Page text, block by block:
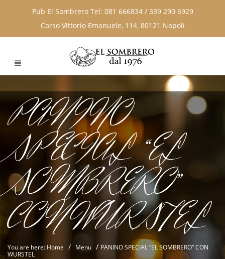
Pub El Sombrero Tel: 081 666834 / 339 290 6929
Corso Vittorio Emanuele, 114, 80121 Napoli
PANINO
SPECIAL “EL
SOMBRERO”
CON WURSTEL
You are here: Home / Menu / PANINO SPECIAL “EL SOMBRERO” CON
WURSTEL